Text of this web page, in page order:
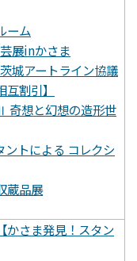
ーム
展inかさま
城アートライン協議
割引】
奇想と幻想の造形世
ントによる コレクシ
蔵品展
さま発見！スタン